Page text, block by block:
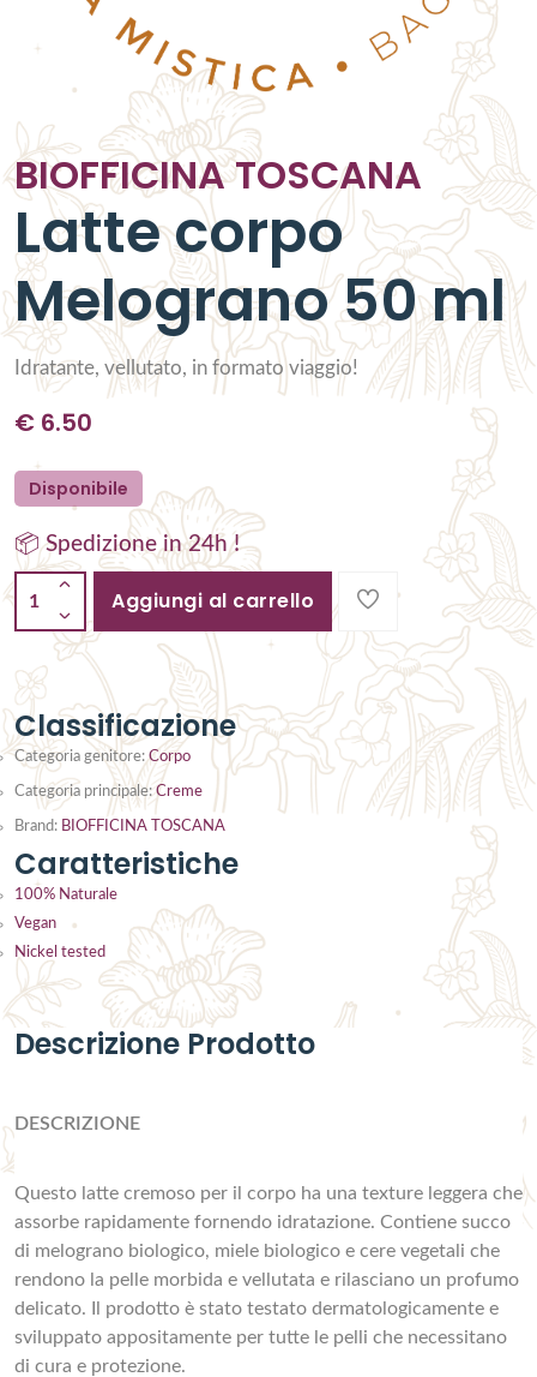
BIOFFICINA TOSCANA
Latte corpo
Melograno 50 ml
Idratante, vellutato, in formato viaggio!
€ 6.50
Disponibile
📦 Spedizione in 24h !
1 Aggiungi al carrello
Classificazione
Categoria genitore: Corpo
Categoria principale:Creme
Brand: BIOFFICINA TOSCANA
Caratteristiche
100% Naturale
Vegan
Nickel tested
Descrizione Prodotto
DESCRIZIONE
Questo latte cremoso per il corpo ha una texture leggera che
assorbe rapidamente fornendo idratazione. Contiene succo
di melograno biologico, miele biologico e cere vegetali che
rendono la pelle morbida e vellutata e rilasciano un profumo
delicato. Il prodotto è stato testato dermatologicamente e
sviluppato appositamente per tutte le pelli che necessitano
di cura e protezione.